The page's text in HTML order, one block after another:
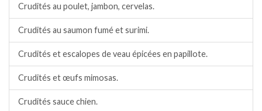
Crudités au poulet, jambon, cervelas.
Crudités au saumon fumé et surimi.
Crudités et escalopes de veau épicées en papillote.
Crudités et œufs mimosas.
Crudités sauce chien.